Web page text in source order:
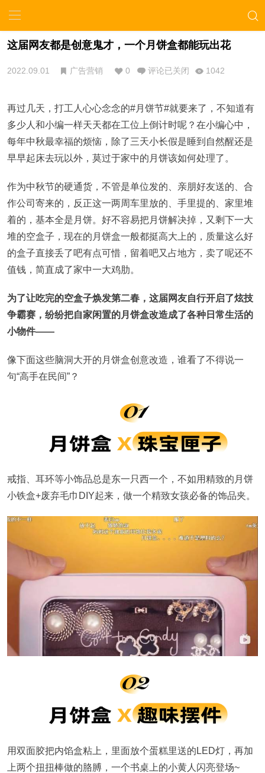
这届网友都是创意鬼才，一个月饼盒都能玩出花
2022.09.01 广告营销 0 评论已关闭 1042
再过几天，打工人心心念念的#月饼节#就要来了，不知道有
多少人和小编一样天天都在工位上倒计时呢？在小编心中，
每年中秋最幸福的烦恼，除了三天小长假是睡到自然醒还是
早早起床去玩以外，莫过于家中的月饼该如何处理了。
作为中秋节的硬通货，不管是单位发的、亲朋好友送的、合
作公司寄来的，反正这一两周车里放的、手里提的、家里堆
着的，基本全是月饼。好不容易把月饼解决掉，又剩下一大
堆的空盒子，现在的月饼盒一般都挺高大上的，质量这么好
的盒子直接丢了吧有点可惜，留着吧又占地方，卖了呢还不
值钱，简直成了家中一大鸡肋。
为了让吃完的空盒子焕发第二春，这届网友自行开启了炫技
争霸赛，纷纷把自家闲置的月饼盒改造成了各种日常生活的
小物件——
像下面这些脑洞大开的月饼盒创意改造，谁看了不得说一
句“高手在民间”？
戒指、耳环等小饰品总是东一只西一个，不如用精致的月饼
小铁盒+废弃毛巾DIY起来，做一个精致女孩必备的饰品夹。
用双面胶把内馅盒粘上，里面放个蛋糕里送的LED灯，再加
上两个扭扭棒做的胳膊，一个书桌上的小黄人闪亮登场~